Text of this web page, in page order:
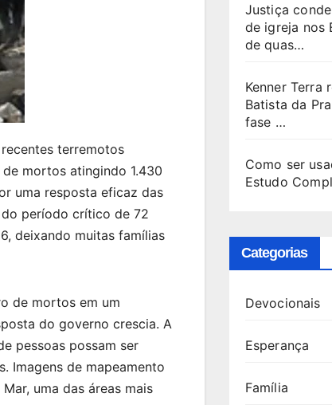
terremotos
mortos atingindo 1.430
uma resposta eficaz das
período crítico de 72
deixando muitas famílias
de mortos em um
do governo crescia. A
pessoas possam ser
Imagens de mapeamento
uma das áreas mais
Justiça
de igreja nos
de quas…
Kenner Terra
Batista da
fase …
Como ser
Estudo
Categorias
Devocionais
Esperança
Família